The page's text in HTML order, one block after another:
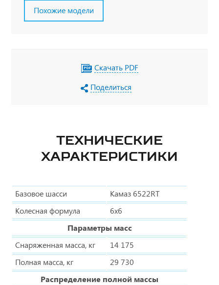
Похожие модели
Скачать PDF
Поделиться
ТЕХНИЧЕСКИЕ
ХАРАКТЕРИСТИКИ
Базовое шасси
Камаз 6522RT
Колесная формула
6х6
Параметры масс
Снаряженная масса, кг
14 175
Полная масса, кг
29 730
Распределение полной массы